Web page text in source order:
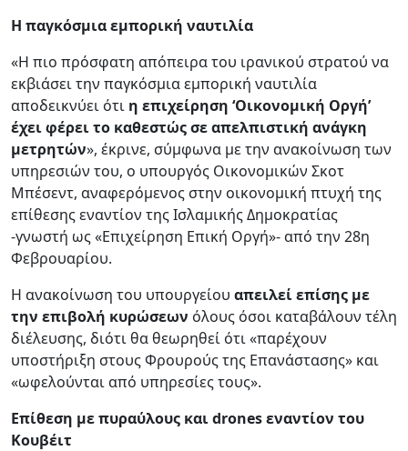
Η παγκόσμια εμπορική ναυτιλία
«Η πιο πρόσφατη απόπειρα του ιρανικού στρατού να
εκβιάσει την παγκόσμια εμπορική ναυτιλία
αποδεικνύει ότι η επιχείρηση ‘Οικονομική Οργή’
έχει φέρει το καθεστώς σε απελπιστική ανάγκη
μετρητών», έκρινε, σύμφωνα με την ανακοίνωση των
υπηρεσιών του, ο υπουργός Οικονομικών Σκοτ
Μπέσεντ, αναφερόμενος στην οικονομική πτυχή της
επίθεσης εναντίον της Ισλαμικής Δημοκρατίας
-γνωστή ως «Επιχείρηση Επική Οργή»- από την 28η
Φεβρουαρίου.
Η ανακοίνωση του υπουργείου απειλεί επίσης με
την επιβολή κυρώσεων όλους όσοι καταβάλουν τέλη
διέλευσης, διότι θα θεωρηθεί ότι «παρέχουν
υποστήριξη στους Φρουρούς της Επανάστασης» και
«ωφελούνται από υπηρεσίες τους».
Επίθεση με πυραύλους και drones εναντίον του
Κουβέιτ